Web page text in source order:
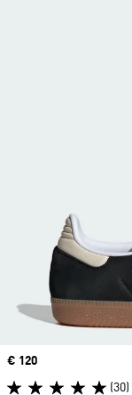
Price
€ 120
(30)